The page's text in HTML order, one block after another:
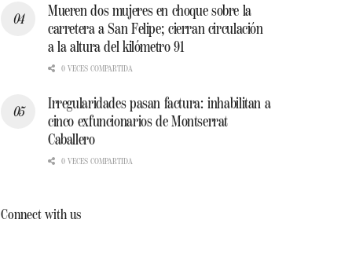
Mueren dos mujeres en choque sobre la
carretera a San Felipe; cierran circulación
a la altura del kilómetro 91
0 VECES COMPARTIDA
Irregularidades pasan factura: inhabilitan a
cinco exfuncionarios de Montserrat
Caballero
0 VECES COMPARTIDA
Connect with us